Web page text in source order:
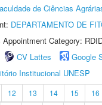
de Ciências
DEPARTAMENTO DE
Appointment Category:
CV Lattes Google
Institucional UNESP
12 13 14 15 16